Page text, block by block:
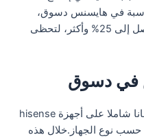
في هايسنس دسوق،
والاستفادة من خصومات وعروض تصل إلى 25% وأكثر، لتحظى
في دسوق
تمنح توكيل هايسنس في دسوق ضمانا شاملا على أجهزة hisense
نوع الجهاز.خلال هذه